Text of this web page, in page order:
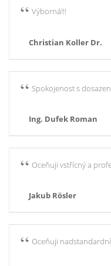
Výborná!!!
Christian Koller Dr.
Spokojenost s
Ing. Dufek Roman
Oceňuji vstřícný a
Jakub Rösler
Oceňuji